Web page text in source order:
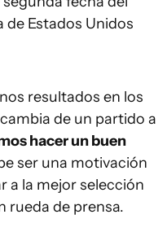
de Estados Unidos
resultados en los
de un partido a
hacer un buen
ser una motivación
a la mejor selección
rueda de prensa.